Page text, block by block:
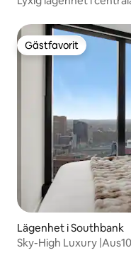
Gästfavorit
Gästfavorit
Lägenhet i Southbank
Sky-High Luxury